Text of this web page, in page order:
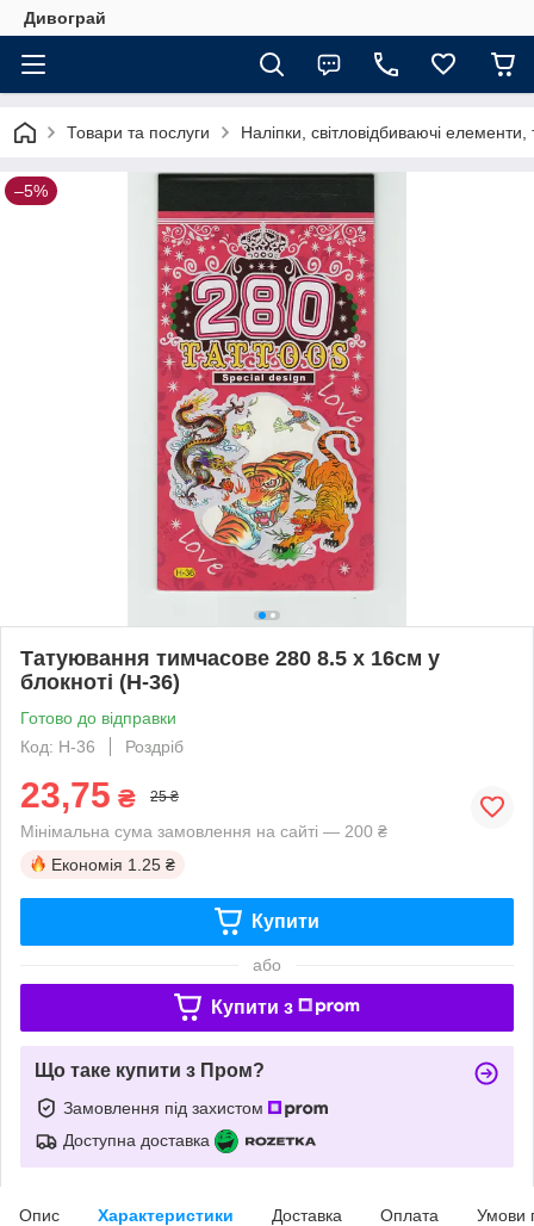
Дивограй
Товари та послуги Наліпки, світловідбиваючі
–5%
Татуювання тимчасове 280 8.5 х 16см у
блокноті (H-36)
Готово до відправки
Код: H-36
Роздріб
23,75 ₴ 25 ₴
Мінімальна сума замовлення на сайті — 200 ₴
Економія 1.25 ₴
Купити
або
Купити з
Що таке купити з Пром?
Замовлення під захистом
Доступна доставка
Опис Характеристики Доставка Оплата Умови